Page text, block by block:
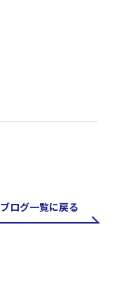
ブログ一覧に戻る